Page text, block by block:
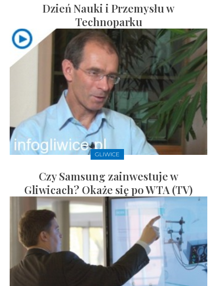
Dzień Nauki i Przemysłu w
Technoparku
GLIWICE
Czy Samsung zainwestuje w
Gliwicach? Okaże się po WTA (TV)